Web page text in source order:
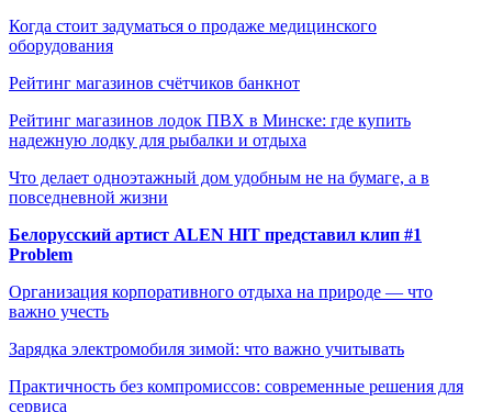
Когда стоит задуматься о продаже медицинского
оборудования
Рейтинг магазинов счётчиков банкнот
Рейтинг магазинов лодок ПВХ в Минске: где купить
надежную лодку для рыбалки и отдыха
Что делает одноэтажный дом удобным не на бумаге, а в
повседневной жизни
Белорусский артист ALEN HIT представил клип #1
Problem
Организация корпоративного отдыха на природе — что
важно учесть
Зарядка электромобиля зимой: что важно учитывать
Практичность без компромиссов: современные решения для
сервиса